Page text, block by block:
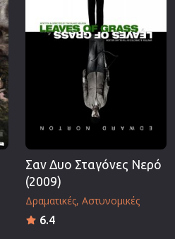
Σαν Δυο Σταγόνες Νερό
(2009)
Δραματικές Αστυνομικές
6.4